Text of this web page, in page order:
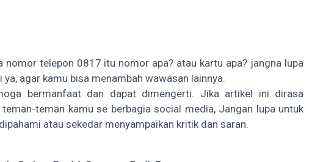
nomor telepon 0817 itu nomor apa? atau kartu apa? jangna lupa
agar kamu bisa menambah wawasan lainnya.
bermanfaat dan dapat dimengerti. Jika artikel ini dirasa
teman kamu se berbagia social media, Jangan lupa untuk
atau sekedar menyampaikan kritik dan saran.